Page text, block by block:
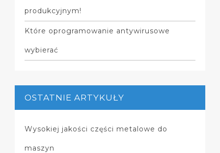
produkcyjnym!
Które oprogramowanie antywirusowe
wybierać
OSTATNIE ARTYKUŁY
Wysokiej jakości części metalowe do
maszyn